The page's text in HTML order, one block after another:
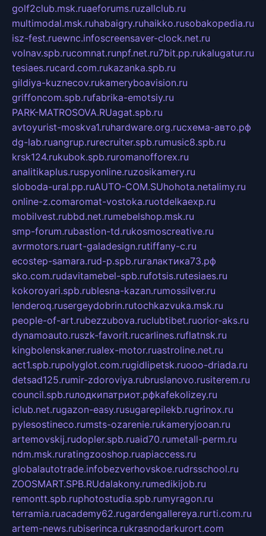
golf2club.msk.ruaeforums.ruzallclub.ru
multimodal.msk.ruhabaigry.ruhaikko.rusobakopedia.ru
isz-fest.ruewnc.infoscreensaver-clock.net.ru
volnav.spb.rucomnat.runpf.net.ru7bit.pp.rukalugatur.ru
tesiaes.rucard.com.rukazanka.spb.ru
gildiya-kuznecov.rukameryboavision.ru
griffoncom.spb.rufabrika-emotsiy.ru
PARK-MATROSOVA.RUagat.spb.ru
avtoyurist-moskva1.ruhardware.org.ruсхема-авто.рф
dg-lab.ruangrup.rurecruiter.spb.rumusic8.spb.ru
krsk124.rukubok.spb.ruromanofforex.ru
analitikaplus.ruspyonline.ruzosikamery.ru
sloboda-ural.pp.ruAUTO-COM.SUhohota.netalimy.ru
online-z.comaromat-vostoka.ruotdelkaexp.ru
mobilvest.rubbd.net.rumebelshop.msk.ru
smp-forum.rubastion-td.rukosmoscreative.ru
avrmotors.ruart-galadesign.rutiffany-c.ru
ecostep-samara.rud-p.spb.ruгалактика73.рф
sko.com.rudavitamebel-spb.rufotsis.rutesiaes.ru
kokoroyari.spb.rublesna-kazan.rumossilver.ru
lenderoq.rusergeydobrin.rutochkazvuka.msk.ru
people-of-art.rubezzubova.ruclubtibet.ruorior-aks.ru
dynamoauto.ruszk-favorit.rucarlines.ruflatnsk.ru
kingbolenskaner.rualex-motor.ruastroline.net.ru
act1.spb.rupolyglot.com.rugidlipetsk.ruooo-driada.ru
detsad125.rumir-zdoroviya.rubruslanovo.rusiterem.ru
council.spb.ruлодкипатриот.рфkafekolizey.ru
iclub.net.rugazon-easy.rusugarepilekb.rugrinox.ru
pylesostineco.rumsts-ozarenie.rukameryjooan.ru
artemovskij.rudopler.spb.ruaid70.rumetall-perm.ru
ndm.msk.ruratingzooshop.ruapiaccess.ru
globalautotrade.infobezverhovskoe.rudrsschool.ru
ZOOSMART.SPB.RUdalakony.rumedikijob.ru
remontt.spb.ruphotostudia.spb.rumyragon.ru
terramia.ruacademy62.rugardengallereya.rurti.com.ru
artem-news.rubiserinca.rukrasnodarkurort.com